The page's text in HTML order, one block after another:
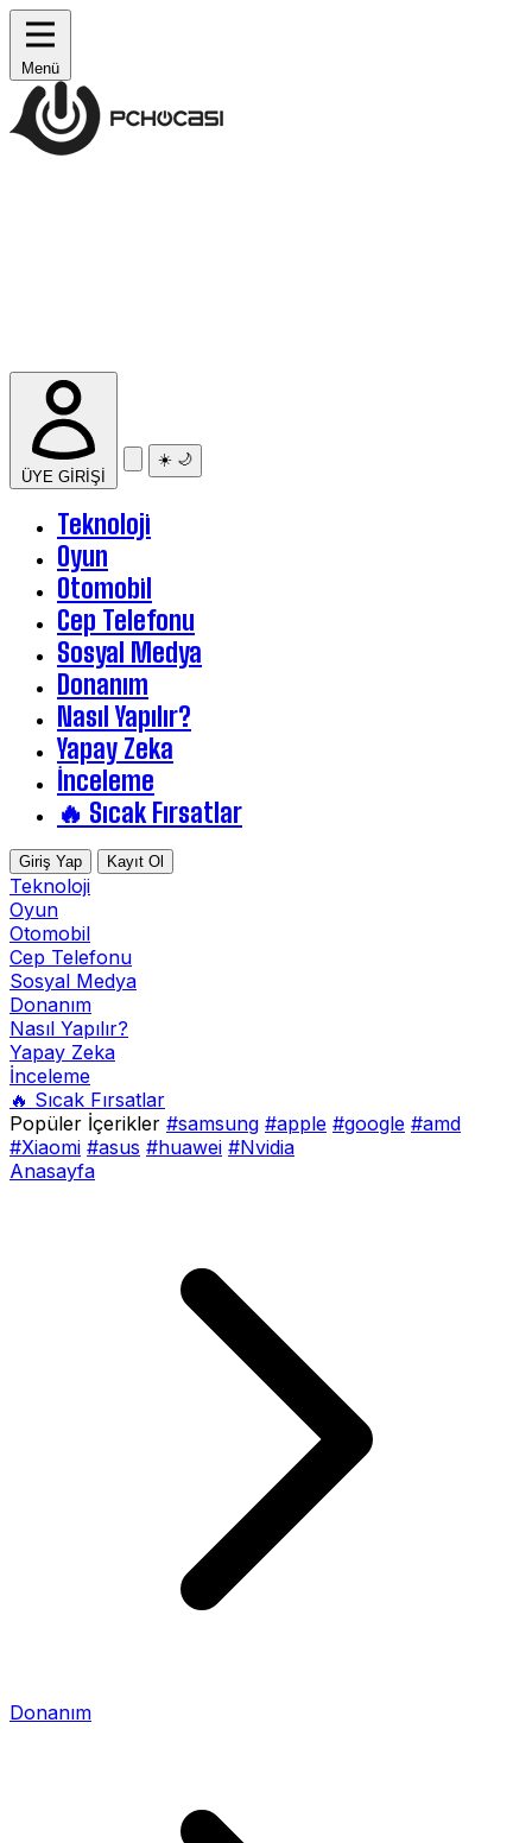
Menü
ÜYE GİRİŞİ
☀️ 🌙
Teknoloji
Oyun
Otomobil
Cep Telefonu
Sosyal Medya
Donanım
Nasıl Yapılır?
Yapay Zeka
İnceleme
🔥 Sıcak Fırsatlar
Giriş Yap Kayıt Ol
Teknoloji
Oyun
Otomobil
Cep Telefonu
Sosyal Medya
Donanım
Nasıl Yapılır?
Yapay Zeka
İnceleme
🔥 Sıcak Fırsatlar
Popüler İçerikler #samsung #apple #google #amd
#Xiaomi #asus #huawei #Nvidia
Anasayfa
Donanım